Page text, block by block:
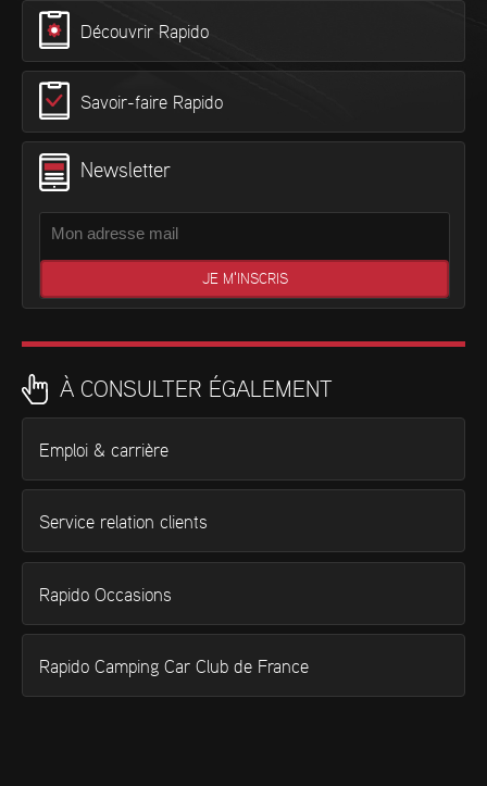
Découvrir Rapido
Savoir-faire Rapido
Newsletter
À CONSULTER ÉGALEMENT
Emploi & carrière
Service relation clients
Rapido Occasions
Rapido Camping Car Club de France